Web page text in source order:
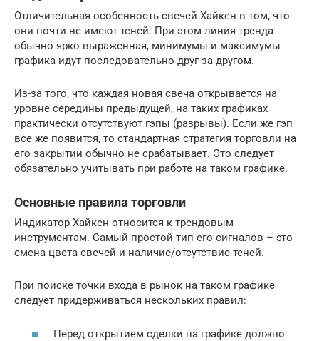
Отличительная особенность свечей Хайкен в том, что
они почти не имеют теней. При этом линия тренда
обычно ярко выраженная, минимумы и максимумы
графика идут последовательно друг за другом.
Из-за того, что каждая новая свеча открывается на
уровне середины предыдущей, на таких графиках
практически отсутствуют гэпы (разрывы). Если же гэп
все же появится, то стандартная стратегия торговли на
его закрытии обычно не срабатывает. Это следует
обязательно учитывать при работе на таком графике.
Основные правила торговли
Индикатор Хайкен относится к трендовым
инструментам. Самый простой тип его сигналов – это
смена цвета свечей и наличие/отсутствие теней.
При поиске точки входа в рынок на таком графике
следует придерживаться нескольких правил:
Перед открытием сделки на графике должно